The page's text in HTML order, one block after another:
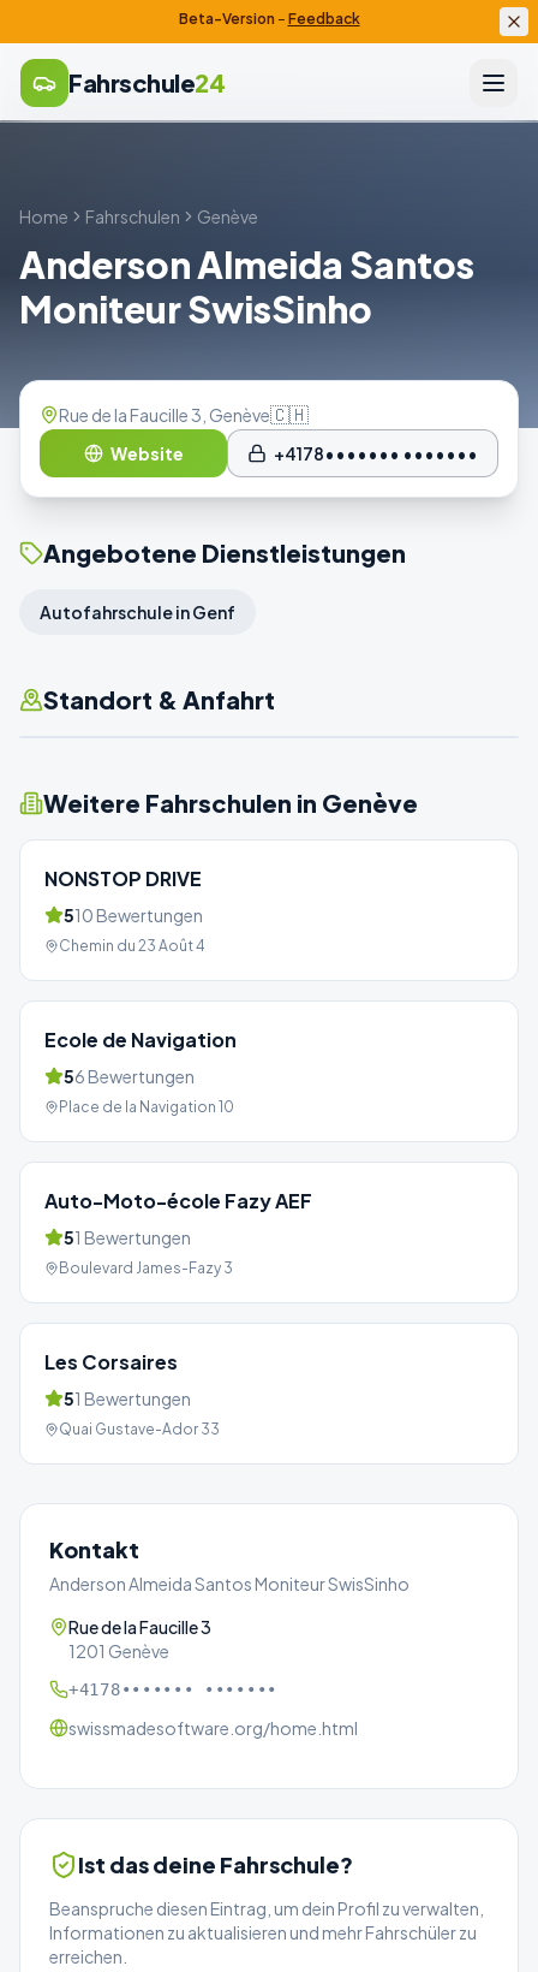
Beta-Version – Feedback
Fahrschule24
Home Fahrschulen Genève
Anderson Almeida Santos
Moniteur SwisSinho
Rue de la Faucille 3, Genève🇨🇭
Website +4178••••••• •••••••
Angebotene Dienstleistungen
Autofahrschule in Genf
Standort & Anfahrt
Weitere Fahrschulen in Genève
NONSTOP DRIVE
510 Bewertungen
Chemin du 23 Août 4
Ecole de Navigation
56 Bewertungen
Place de la Navigation 10
Auto-Moto-école Fazy AEF
51 Bewertungen
Boulevard James-Fazy 3
Les Corsaires
51 Bewertungen
Quai Gustave-Ador 33
Kontakt
Anderson Almeida Santos Moniteur SwisSinho
Rue de la Faucille 3
1201 Genève
+4178••••••• •••••••
swissmadesoftware.org/home.html
Ist das deine Fahrschule?
Beanspruche diesen Eintrag, um dein Profil zu verwalten,
Informationen zu aktualisieren und mehr Fahrschüler zu
erreichen.